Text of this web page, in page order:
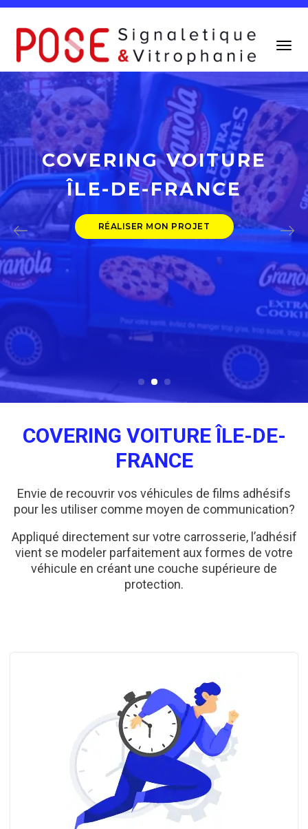
COVERING VOITURE
ÎLE-DE-FRANCE
RÉALISER MON PROJET
COVERING VOITURE ÎLE-DE-
FRANCE
Envie de recouvrir vos véhicules de films adhésifs
pour les utiliser comme moyen de communication?
Appliqué directement sur votre carrosserie, l’adhésif
vient se modeler parfaitement aux formes de votre
véhicule en créant une couche supérieure de
protection.